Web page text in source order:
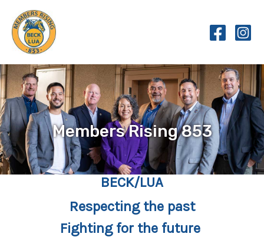
content
Members Rising 853
BECK/LUA
Respecting the past
Fighting for the future